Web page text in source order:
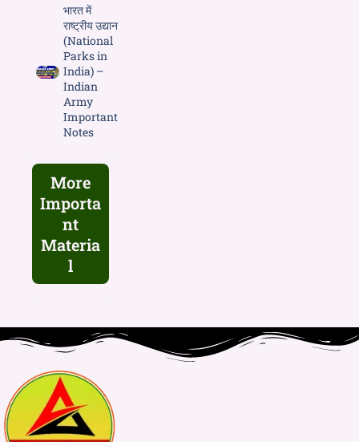
भारत में
राष्ट्रीय उद्यान
(National
Parks in
India) –
Indian
Army
Important
Notes
More
Importa
nt
Materia
l